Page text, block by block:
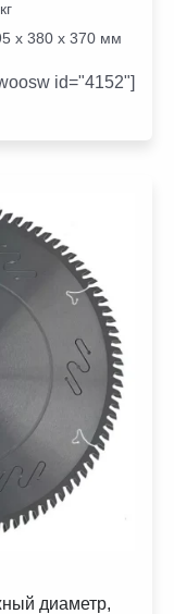
х 380 х 370 мм
id="4152"]
диаметр,